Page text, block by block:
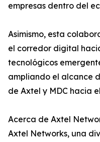
empresas dentro del
Asimismo, esta
el corredor digital
tecnológicos
ampliando el alcance
de Axtel y MDC hacia
Acerca de Axtel
Axtel Networks, una